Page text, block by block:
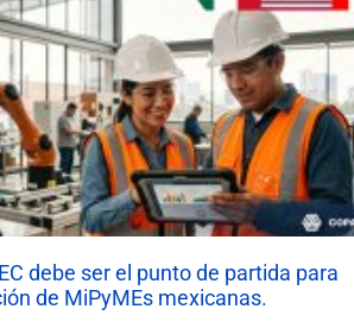
debe ser el punto de partida para
de MiPyMEs mexicanas.